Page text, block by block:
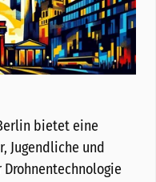
bietet eine
Jugendliche und